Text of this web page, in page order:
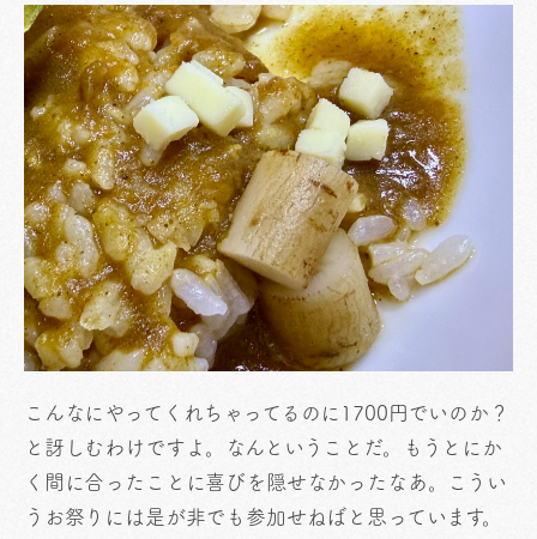
こんなにやってくれちゃってるのに1700円でいのか？
と訝しむわけですよ。なんということだ。もうとにか
く間に合ったことに喜びを隠せなかったなあ。こうい
うお祭りには是が非でも参加せねばと思っています。